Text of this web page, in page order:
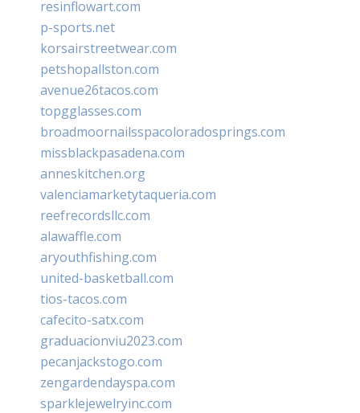
resinflowart.com
p-sports.net
korsairstreetwear.com
petshopallston.com
avenue26tacos.com
topgglasses.com
broadmoornailsspacoloradosprings.com
missblackpasadena.com
anneskitchen.org
valenciamarketytaqueria.com
reefrecordsllc.com
alawaffle.com
aryouthfishing.com
united-basketball.com
tios-tacos.com
cafecito-satx.com
graduacionviu2023.com
pecanjackstogo.com
zengardendayspa.com
sparklejewelryinc.com